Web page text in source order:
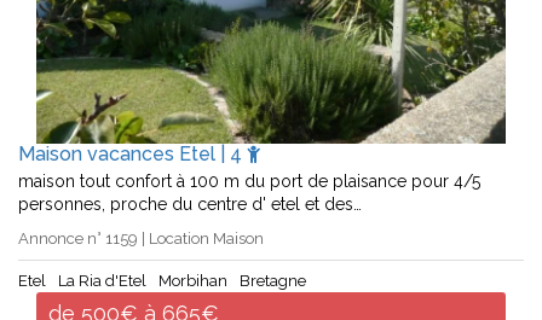
Maison vacances Etel | 4
maison tout confort à 100 m du port de plaisance pour 4/5
personnes, proche du centre d' etel et des…
Annonce n° 1159 | Location Maison
Etel La Ria d'Etel Morbihan Bretagne
de 500€ à 665€